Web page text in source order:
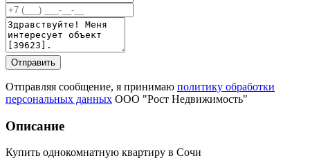
Отправить
Отправляя сообщение, я принимаю политику обработки
персональных данных ООО "Рост Недвижимость"
Описание
Купить однокомнатную квартиру в Сочи